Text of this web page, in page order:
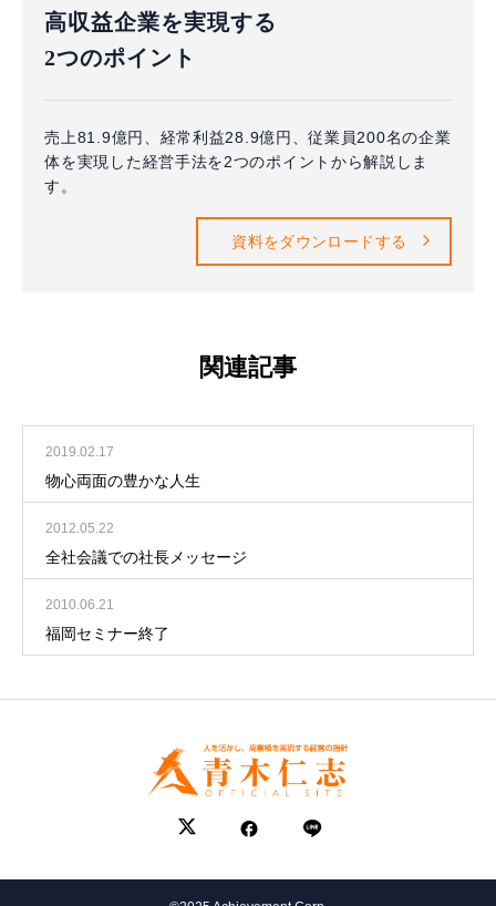
高収益企業を実現する
2つのポイント
売上81.9億円、経常利益28.9億円、従業員200名の企業
体を実現した経営手法を2つのポイントから解説しま
す。
資料をダウンロードする
関連記事
2019.02.17
物心両面の豊かな人生
2012.05.22
全社会議での社長メッセージ
2010.06.21
福岡セミナー終了